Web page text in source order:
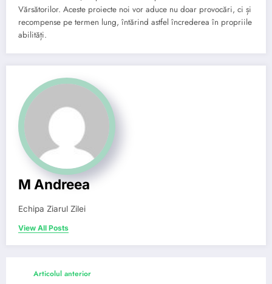
Vărsătorilor. Aceste proiecte noi vor aduce nu doar provocări, ci și
recompense pe termen lung, întărind astfel încrederea în propriile
abilități.
M Andreea
Echipa Ziarul Zilei
View All Posts
Articolul anterior